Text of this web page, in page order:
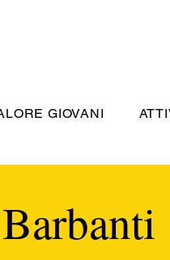
GIOVANI